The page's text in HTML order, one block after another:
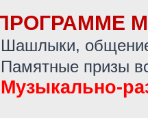
Шашлыки,
Памятные призы
Музыкально-